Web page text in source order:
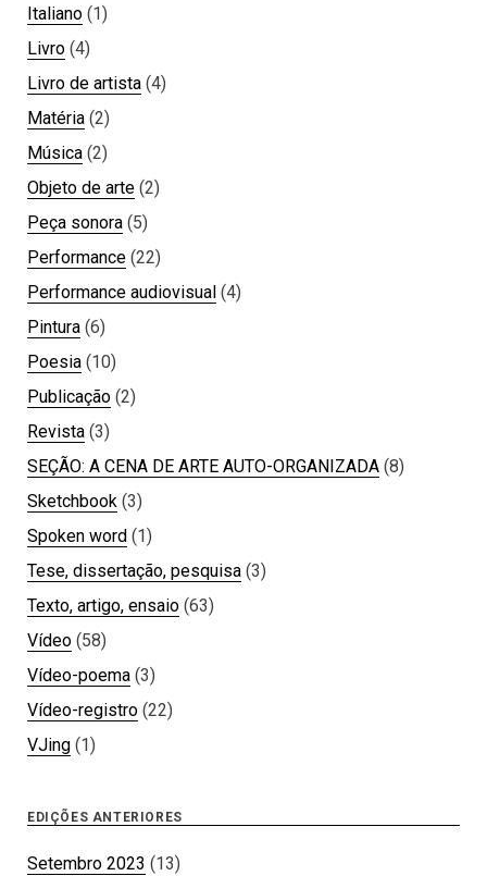
Italiano (1)
Livro (4)
Livro de artista (4)
Matéria (2)
Música (2)
Objeto de arte (2)
Peça sonora (5)
Performance (22)
Performance audiovisual (4)
Pintura (6)
Poesia (10)
Publicação (2)
Revista (3)
SEÇÃO: A CENA DE ARTE AUTO-ORGANIZADA (8)
Sketchbook (3)
Spoken word (1)
Tese, dissertação, pesquisa (3)
Texto, artigo, ensaio (63)
Vídeo (58)
Vídeo-poema (3)
Vídeo-registro (22)
VJing (1)
EDIÇÕES ANTERIORES
Setembro 2023 (13)